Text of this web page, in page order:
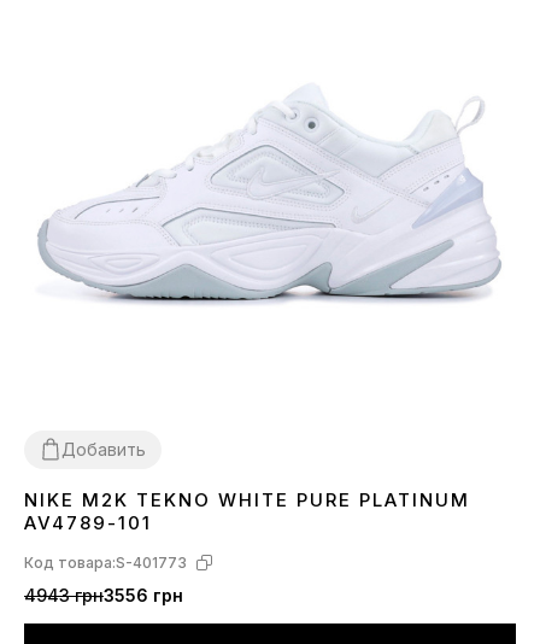
Добавить
3637 38 3940 41 4445
NIKE M2K TEKNO WHITE PURE PLATINUM
AV4789-101
Код товара:S-401773
4943 грн3556 грн